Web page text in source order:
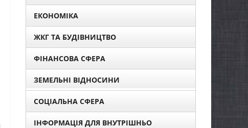
ЕКОНОМІКА
ЖКГ ТА БУДІВНИЦТВО
ФІНАНСОВА СФЕРА
ЗЕМЕЛЬНІ ВІДНОСИНИ
СОЦІАЛЬНА СФЕРА
ІНФОРМАЦІЯ ДЛЯ ВНУТРІШНЬО